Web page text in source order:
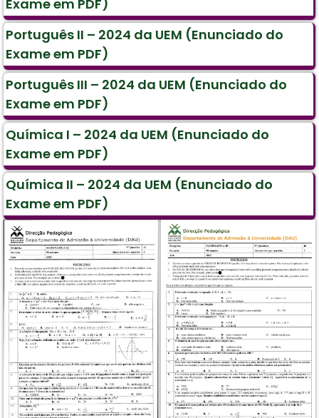
Exame em PDF)
Português II – 2024 da UEM (Enunciado do
Exame em PDF)
Português III – 2024 da UEM (Enunciado do
Exame em PDF)
Química I – 2024 da UEM (Enunciado do
Exame em PDF)
Química II – 2024 da UEM (Enunciado do
Exame em PDF)